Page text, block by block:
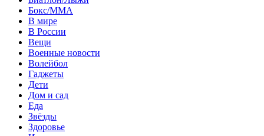
Бокс/MMA
В мире
В России
Вещи
Военные новости
Волейбол
Гаджеты
Дети
Дом и сад
Еда
Звёзды
Здоровье